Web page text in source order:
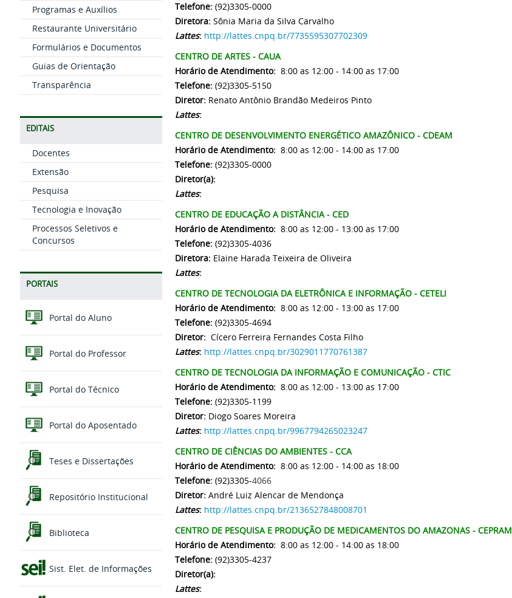
Programas e Auxílios
Restaurante Universitário
Formulários e Documentos
Guias de Orientação
Transparência
EDITAIS
Docentes
Extensão
Pesquisa
Tecnologia e Inovação
Processos Seletivos e
Concursos
PORTAIS
Portal do Aluno
Portal do Professor
Portal do Técnico
Portal do Aposentado
Teses e Dissertações
Repositório Institucional
Biblioteca
Sist. Elet. de Informações
Telefone: (92)3305-0000
Diretora: Sônia Maria da Silva Carvalho
Lattes: http://lattes.cnpq.br/7735595307702309
CENTRO DE ARTES - CAUA
Horário de Atendimento: 8:00 as 12:00 - 14:00 as 17:00
Telefone: (92)3305-5150
Diretor: Renato Antônio Brandão Medeiros Pinto
Lattes:
CENTRO DE DESENVOLVIMENTO ENERGÉTICO AMAZÔNICO - CDEAM
Horário de Atendimento: 8:00 as 12:00 - 14:00 as 17:00
Telefone: (92)3305-0000
Diretor(a):
Lattes:
CENTRO DE EDUCAÇÃO A DISTÂNCIA - CED
Horário de Atendimento: 8:00 as 12:00 - 13:00 as 17:00
Telefone: (92)3305-4036
Diretora: Elaine Harada Teixeira de Oliveira
Lattes:
CENTRO DE TECNOLOGIA DA ELETRÔNICA E INFORMAÇÃO - CETELI
Horário de Atendimento: 8:00 as 12:00 - 13:00 as 17:00
Telefone: (92)3305-4694
Diretor: Cícero Ferreira Fernandes Costa Filho
Lattes: http://lattes.cnpq.br/3029011770761387
CENTRO DE TECNOLOGIA DA INFORMAÇÃO E COMUNICAÇÃO - CTIC
Horário de Atendimento: 8:00 as 12:00 - 13:00 as 17:00
Telefone: (92)3305-1199
Diretor: Diogo Soares Moreira
Lattes: http://lattes.cnpq.br/9967794265023247
CENTRO DE CIÊNCIAS DO AMBIENTES - CCA
Horário de Atendimento: 8:00 as 12:00 - 14:00 as 18:00
Telefone: (92)3305-4066
Diretor: André Luiz Alencar de Mendonça
Lattes: http://lattes.cnpq.br/2136527848008701
CENTRO DE PESQUISA E PRODUÇÃO DE MEDICAMENTOS DO AMAZONAS - CEPRAM
Horário de Atendimento: 8:00 as 12:00 - 14:00 as 18:00
Telefone: (92)3305-4237
Diretor(a):
Lattes: